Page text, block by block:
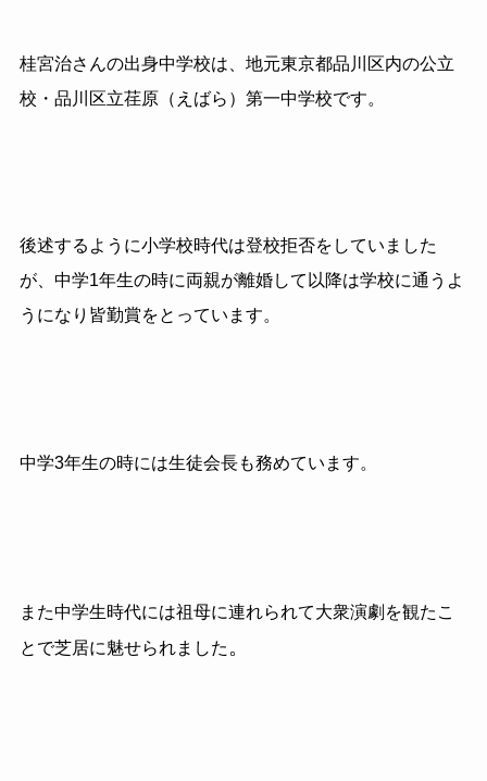
桂宮治さんの出身中学校は、地元東京都品川区内の公立
校・品川区立荏原（えばら）第一中学校です。
後述するように小学校時代は登校拒否をしていました
が、中学1年生の時に両親が離婚して以降は学校に通うよ
うになり皆勤賞をとっています。
中学3年生の時には生徒会長も務めています。
また中学生時代には祖母に連れられて大衆演劇を観たこ
とで芝居に魅せられました 。